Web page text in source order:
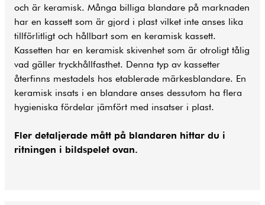
och är keramisk. Många billiga blandare på marknaden
har en kassett som är gjord i plast vilket inte anses lika
tillförlitligt och hållbart som en keramisk kassett.
Kassetten har en keramisk skivenhet som är otroligt tålig
vad gäller tryckhållfasthet. Denna typ av kassetter
återfinns mestadels hos etablerade märkesblandare. En
keramisk insats i en blandare anses dessutom ha flera
hygieniska fördelar jämfört med insatser i plast.
Fler detaljerade mått på blandaren hittar du i
ritningen i bildspelet ovan.